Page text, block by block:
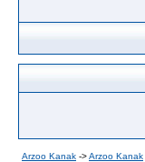
Arzoo Kanak ->Arzoo Kanak